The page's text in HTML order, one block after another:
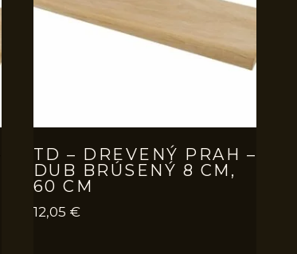
TD – DREVENÝ PRAH –
DUB BRÚSENÝ 8 CM,
60 CM
12,05 €